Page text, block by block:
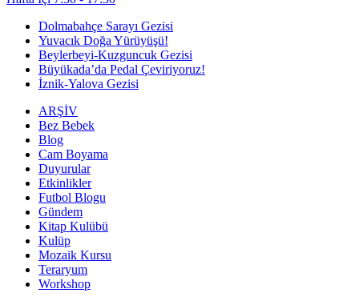
Dolmabahçe Sarayı Gezisi
Yuvacık Doğa Yürüyüşü!
Beylerbeyi-Kuzguncuk Gezisi
Büyükada’da Pedal Çeviriyoruz!
İznik-Yalova Gezisi
ARŞİV
Bez Bebek
Blog
Cam Boyama
Duyurular
Etkinlikler
Futbol Blogu
Gündem
Kitap Kulübü
Kulüp
Mozaik Kursu
Teraryum
Workshop